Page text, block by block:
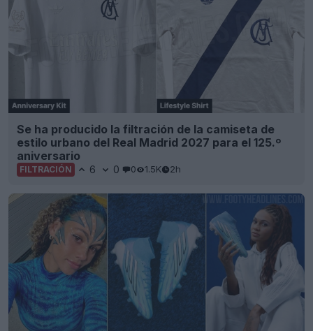
Se ha producido la filtración de la camiseta de
estilo urbano del Real Madrid 2027 para el 125.º
aniversario
FILTRACIÓN 6 0 0 1.5K 2h